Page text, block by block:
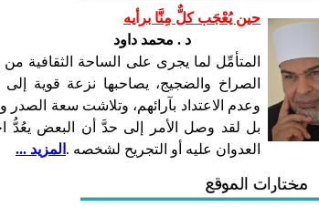
حين يُعْجَب كلٌّ مِنَّا برأيه
د . محمد داود
المتأمِّل لما يجرى على الساحة الثقافية
الصراخ والضجيج، يصاحبها نزعة قوية إلى
وعدم الاعتداد بآرائهم، وتلاشت سعة
بل لقد وصل الأمر إلى حدَّ أن البعض يعُدُّ
العدوان عليه أو التجريح لشخصه . المزيد ...